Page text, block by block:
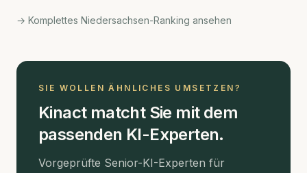
→ Komplettes Niedersachsen-Ranking ansehen
SIE WOLLEN ÄHNLICHES UMSETZEN?
Kinact matcht Sie mit dem
passenden KI-Experten.
Vorgeprüfte Senior-KI-Experten für